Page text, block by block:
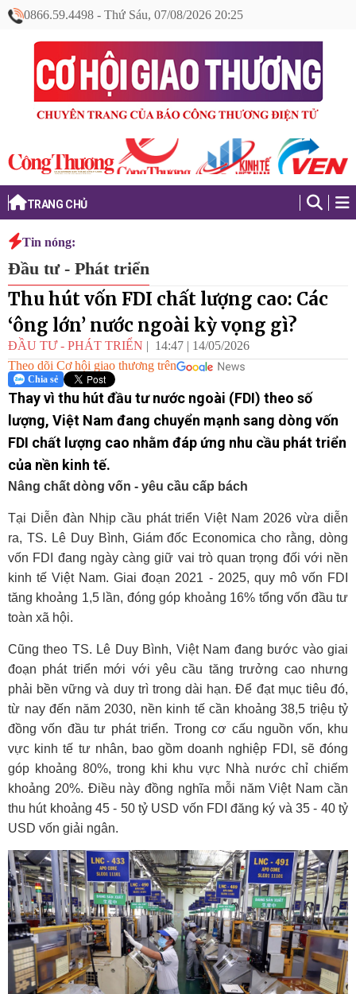
0866.59.4498 - Thứ Sáu, 07/08/2026 20:25
TRANG CHỦ
Tin nóng:
Đầu tư - Phát triển
Thu hút vốn FDI chất lượng cao: Các
‘ông lớn’ nước ngoài kỳ vọng gì?
ĐẦU TƯ - PHÁT TRIỂN 14:47 | 14/05/2026
Theo dõi Cơ hội giao thương trên
Chia sẻ
Thay vì thu hút đầu tư nước ngoài (FDI) theo số
lượng, Việt Nam đang chuyển mạnh sang dòng vốn
FDI chất lượng cao nhằm đáp ứng nhu cầu phát triển
của nền kinh tế.
Nâng chất dòng vốn - yêu cầu cấp bách
Tại Diễn đàn Nhịp cầu phát triển Việt Nam 2026 vừa diễn
ra, TS. Lê Duy Bình, Giám đốc Economica cho rằng, dòng
vốn FDI đang ngày càng giữ vai trò quan trọng đối với nền
kinh tế Việt Nam. Giai đoạn 2021 - 2025, quy mô vốn FDI
tăng khoảng 1,5 lần, đóng góp khoảng 16% tổng vốn đầu tư
toàn xã hội.
Cũng theo TS. Lê Duy Bình, Việt Nam đang bước vào giai
đoạn phát triển mới với yêu cầu tăng trưởng cao nhưng
phải bền vững và duy trì trong dài hạn. Để đạt mục tiêu đó,
từ nay đến năm 2030, nền kinh tế cần khoảng 38,5 triệu tỷ
đồng vốn đầu tư phát triển. Trong cơ cấu nguồn vốn, khu
vực kinh tế tư nhân, bao gồm doanh nghiệp FDI, sẽ đóng
góp khoảng 80%, trong khi khu vực Nhà nước chỉ chiếm
khoảng 20%. Điều này đồng nghĩa mỗi năm Việt Nam cần
thu hút khoảng 45 - 50 tỷ USD vốn FDI đăng ký và 35 - 40 tỷ
USD vốn giải ngân.